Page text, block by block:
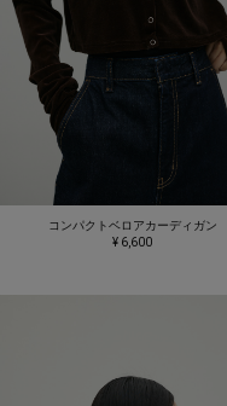
コンパクトベロアカーディガン
¥ 6,600